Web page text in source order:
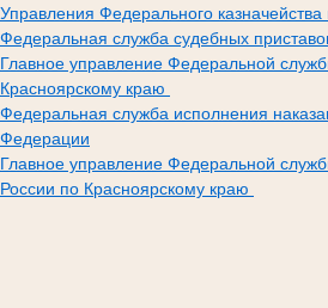
Управления Федерального
Федеральная служба судебных
Главное управление Федеральной
Красноярскому краю
Федеральная служба исполнения
Федерации
Главное управление Федеральной
России по Красноярскому краю